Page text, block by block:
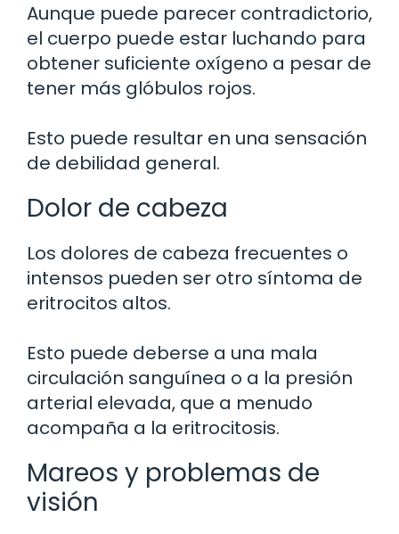
Aunque puede parecer contradictorio,
el cuerpo puede estar luchando para
obtener suficiente oxígeno a pesar de
tener más glóbulos rojos.
Esto puede resultar en una sensación
de debilidad general.
Dolor de cabeza
Los dolores de cabeza frecuentes o
intensos pueden ser otro síntoma de
eritrocitos altos.
Esto puede deberse a una mala
circulación sanguínea o a la presión
arterial elevada, que a menudo
acompaña a la eritrocitosis.
Mareos y problemas de
visión